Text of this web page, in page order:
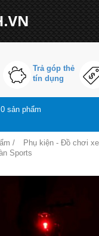
Trả góp thẻ
tín dụng
0 sản phẩm
/ Phụ kiện - Đồ chơi
Sports